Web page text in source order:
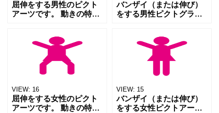
屈伸をする男性のピクト
アーツです。 動きの特徴
ピクトアーツです。 体育
の資料やスポーツジムの
資料などに、幅広くご利
バンザイ（または伸び）
をする男性ピクトグラム
ピクトグラムです。 スポ
ーツの資料や、休憩を伝
える資料等幅広くご利用
VIEW: 16
屈伸をする女性のピクト
アーツです。 動きの特徴
VIEW: 15
バンザイ（または伸び）
をする女性ピクトアーツ